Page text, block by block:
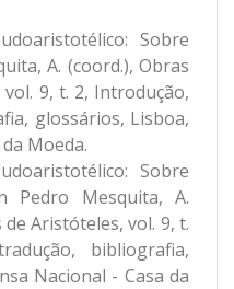
Sobre
A. (coord.), Obras
9, t. 2, Introdução,
glossários, Lisboa,
Moeda.
Sobre
Pedro Mesquita, A.
Aristóteles, vol. 9, t.
bibliografia,
Nacional - Casa da